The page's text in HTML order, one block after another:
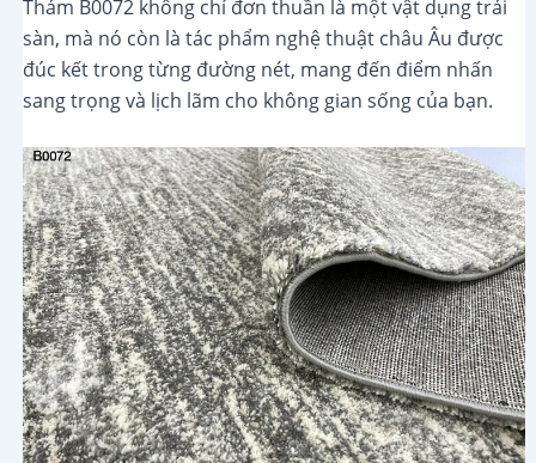
Thảm B0072 không chỉ đơn thuần là một vật dụng trải
sàn, mà nó còn là tác phẩm nghệ thuật châu Âu được
đúc kết trong từng đường nét, mang đến điểm nhấn
sang trọng và lịch lãm cho không gian sống của bạn.